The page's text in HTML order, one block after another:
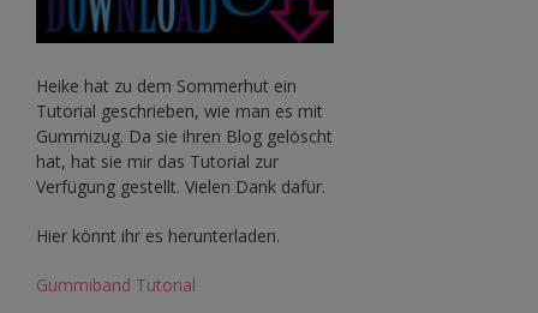
Heike hat zu dem Sommerhut ein
Tutorial geschrieben, wie man es mit
Gummizug. Da sie ihren Blog gelöscht
hat, hat sie mir das Tutorial zur
Verfügung gestellt. Vielen Dank dafür.
Hier könnt ihr es herunterladen.
Gummiband Tutorial